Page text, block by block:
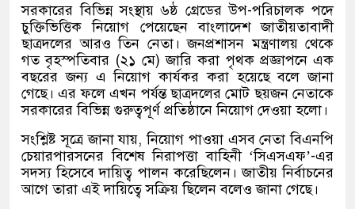
সরকারের বিভিন্ন সংস্থায় ৬ষ্ঠ গ্রেডের উপ-পরিচালক পদে
চুক্তিভিত্তিক নিয়োগ পেয়েছেন বাংলাদেশ জাতীয়তাবাদী
ছাত্রদলের আরও তিন নেতা। জনপ্রশাসন মন্ত্রণালয় থেকে
গত বৃহস্পতিবার (২১ মে) জারি করা পৃথক প্রজ্ঞাপনে এক
বছরের জন্য এ নিয়োগ কার্যকর করা হয়েছে বলে জানা
গেছে। এর ফলে এখন পর্যন্ত ছাত্রদলের মোট ছয়জন নেতাকে
সরকারের বিভিন্ন গুরুত্বপূর্ণ প্রতিষ্ঠানে নিয়োগ দেওয়া হলো।
সংশ্লিষ্ট সূত্রে জানা যায়, নিয়োগ পাওয়া এসব নেতা বিএনপি
চেয়ারপারসনের বিশেষ নিরাপত্তা বাহিনী ‘সিএসএফ’-এর
সদস্য হিসেবে দায়িত্ব পালন করেছিলেন। জাতীয় নির্বাচনের
আগে তারা এই দায়িত্বে সক্রিয় ছিলেন বলেও জানা গেছে।